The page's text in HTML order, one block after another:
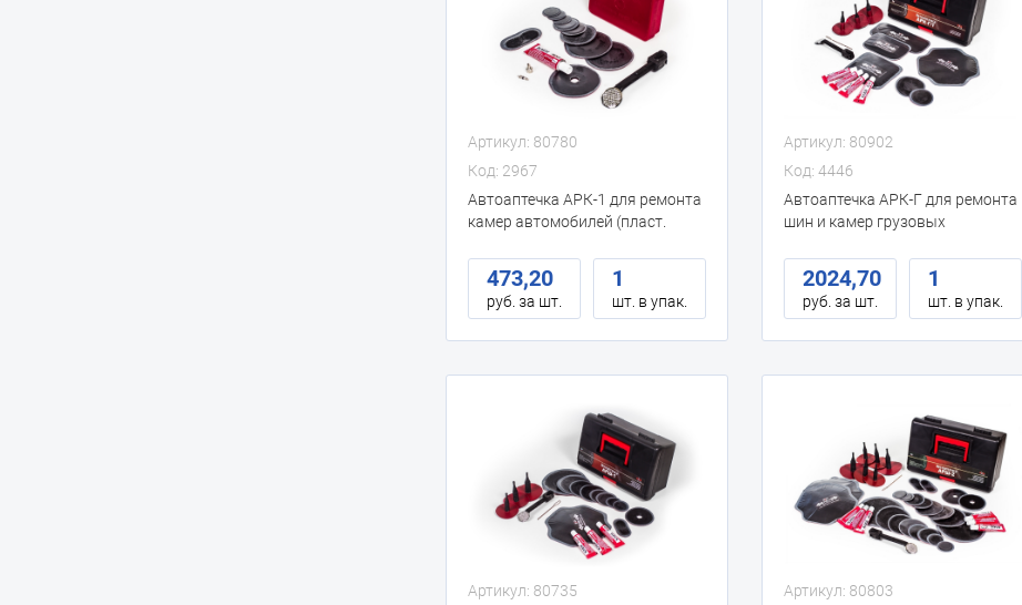
Артикул: 80780
Код: 2967
Автоаптечка АРК-1 для ремонта
камер автомобилей (пласт.
473,20
руб. за шт.
1
шт. в упак.
Артикул: 80902
Код: 4446
Автоаптечка АРК-Г для ремонта
шин и камер грузовых
2024,70
руб. за шт.
1
шт. в упак.
Артикул: 80735
Артикул: 80803